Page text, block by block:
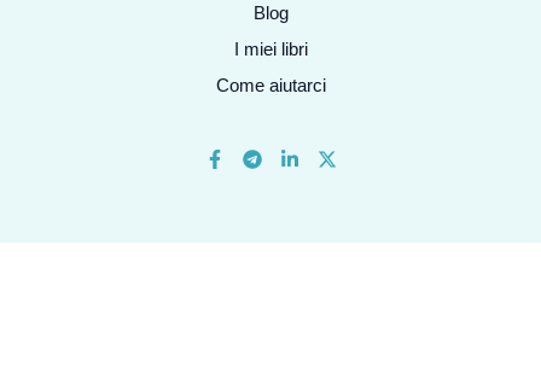
Blog
I miei libri
Come aiutarci